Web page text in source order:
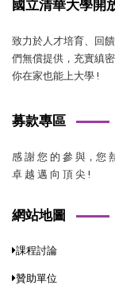
國立清華大學開
致力於人才培育、回
們無償提供，充實縝
你在家也能上大學 !
募款專區
感 謝 您 的 參 與，您
卓 越 邁 向 頂 尖 !
網站地圖
課程討論
贊助單位